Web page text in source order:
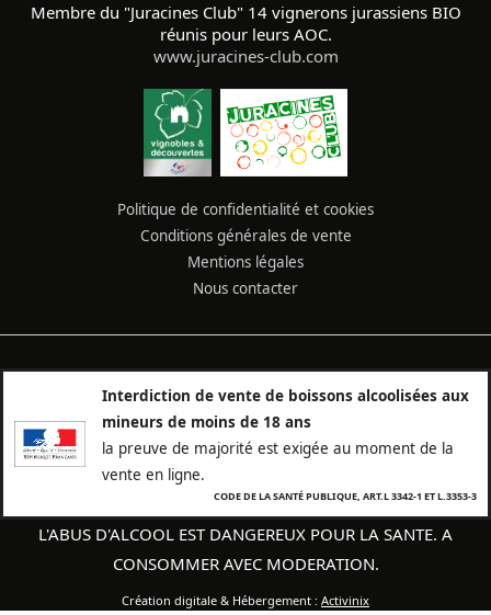
Membre du "Juracines Club" 14 vignerons jurassiens BIO
réunis pour leurs AOC.
www.juracines-club.com
Politique de confidentialité et cookies
Conditions générales de vente
Mentions légales
Nous contacter
Interdiction de vente de boissons alcoolisées aux
mineurs de moins de 18 ans
la preuve de majorité est exigée au moment de la
vente en ligne.
CODE DE LA SANTÉ PUBLIQUE, ART.L 3342-1 ET L.3353-3
L'ABUS D'ALCOOL EST DANGEREUX POUR LA SANTE. A
CONSOMMER AVEC MODERATION.
Création digitale & Hébergement : Activinix